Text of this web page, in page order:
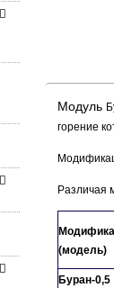
Модуль
горение
Различая
(модель)
Буран-0,5